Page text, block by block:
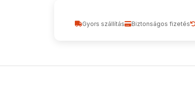
Gyors szállítás Biztonságos fizetés